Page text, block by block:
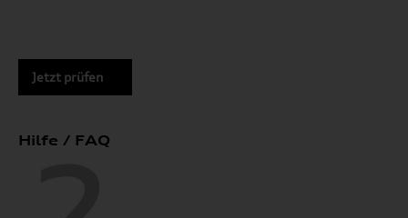
Jetzt prüfen
Hilfe / FAQ